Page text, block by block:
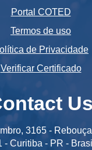
Portal COTED
Termos de uso
de Privacidade
Verificar Certificado
Us
3165 -
- Curitiba - PR - Brasil